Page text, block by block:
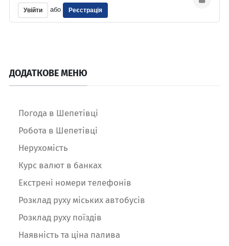
Увійти або Реєстрація
ДОДАТКОВЕ МЕНЮ
Погода в Шепетівці
Робота в Шепетівці
Нерухомість
Курс валют в банках
Екстрені номери телефонів
Розклад руху міських автобусів
Розклад руху поїздів
Наявність та ціна палива